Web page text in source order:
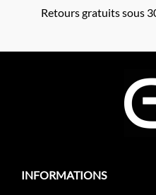
Retours gratuits sous
INFORMATIONS